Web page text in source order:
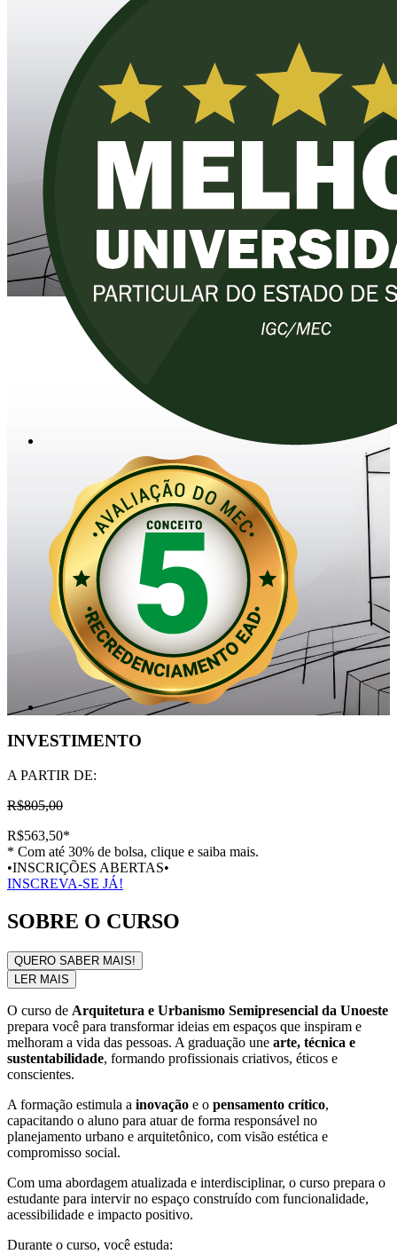
INVESTIMENTO
A PARTIR DE:
R$805,00
R$563,50*
* Com até 30% de bolsa, clique e saiba mais.
•INSCRIÇÕES ABERTAS•
INSCREVA-SE JÁ!
SOBRE O CURSO
QUERO SABER MAIS!
LER MAIS
O curso de Arquitetura e Urbanismo Semipresencial da Unoeste
prepara você para transformar ideias em espaços que inspiram e
melhoram a vida das pessoas. A graduação une arte, técnica e
sustentabilidade, formando profissionais criativos, éticos e
conscientes.
A formação estimula a inovação e o pensamento crítico,
capacitando o aluno para atuar de forma responsável no
planejamento urbano e arquitetônico, com visão estética e
compromisso social.
Com uma abordagem atualizada e interdisciplinar, o curso prepara o
estudante para intervir no espaço construído com funcionalidade,
acessibilidade e impacto positivo.
Durante o curso, você estuda: